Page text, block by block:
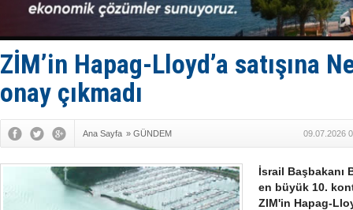
Makine
Dron
'REGAL 1'
Yakıt
ZİM’in Hapag-Lloyd’a satışına
onay çıkmadı
Ana Sayfa » GÜNDEM 09.07.2026
İsrail Başbakanı
en büyük 10.
ZIM'in Hapag-